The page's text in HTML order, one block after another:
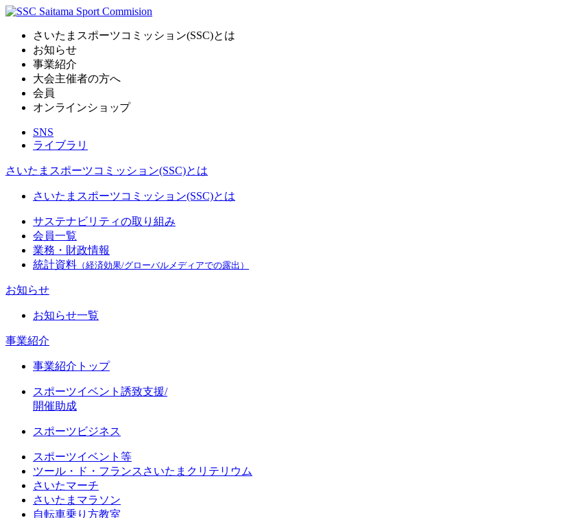
さいたまスポーツコミッション(SSC)とは
お知らせ
事業紹介
大会主催者の方へ
会員
オンラインショップ
SNS
ライブラリ
さいたまスポーツコミッション(SSC)とは
さいたまスポーツコミッション(SSC)とは
サステナビリティの取り組み
会員一覧
業務・財政情報
統計資料 （経済効果/グローバルメディアでの露出）
お知らせ
お知らせ一覧
事業紹介
事業紹介トップ
スポーツイベント誘致支援/
開催助成
スポーツビジネス
スポーツイベント等
ツール・ド・フランスさいたまクリテリウム
さいたマーチ
さいたまマラソン
自転車乗り方教室